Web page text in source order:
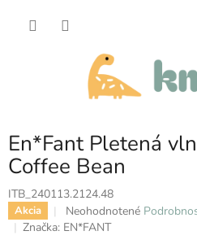
En*Fant Pletená
Coffee Bean
ITB_240113.2124.48
Akcia
Priemerné
hodnotenie
Neohodnotené
Značka: EN*FANT